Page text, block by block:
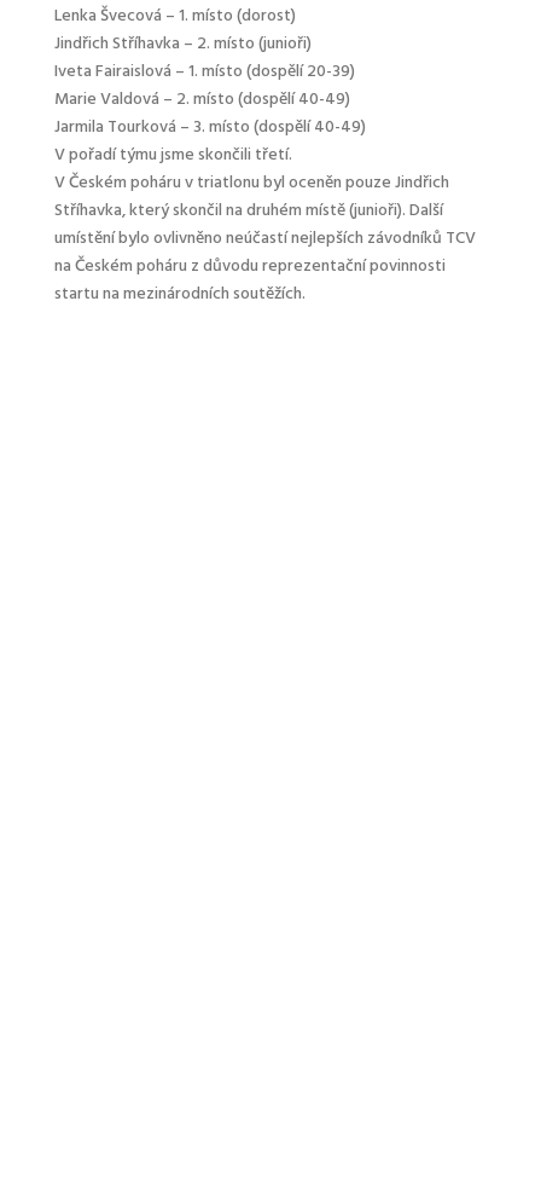
Lenka Švecová – 1. místo (dorost)
Jindřich Stříhavka – 2. místo (junioři)
Iveta Fairaislová – 1. místo (dospělí 20-39)
Marie Valdová – 2. místo (dospělí 40-49)
Jarmila Tourková – 3. místo (dospělí 40-49)
V pořadí týmu jsme skončili třetí.
V Českém poháru v triatlonu byl oceněn pouze Jindřich
Stříhavka, který skončil na druhém místě (junioři). Další
umístění bylo ovlivněno neúčastí nejlepších závodníků TCV
na Českém poháru z důvodu reprezentační povinnosti
startu na mezinárodních soutěžích.